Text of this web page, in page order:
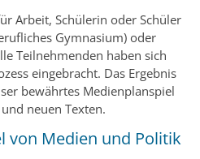
Arbeit, Schülerin oder Schüler
Gymnasium) oder
Teilnehmenden haben sich
eingebracht. Das Ergebnis
bewährtes Medienplanspiel
neuen Texten.
von Medien und Politik